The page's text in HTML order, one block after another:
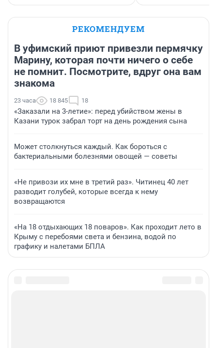
РЕКОМЕНДУЕМ
В уфимский приют привезли пермячку
Марину, которая почти ничего о себе
не помнит. Посмотрите, вдруг она вам
знакома
23 часа 18 845 18
«Заказали на 3-летие»: перед убийством жены в
Казани турок забрал торт на день рождения сына
Может столкнуться каждый. Как бороться с
бактериальными болезнями овощей — советы
«Не привози их мне в третий раз». Читинец 40 лет
разводит голубей, которые всегда к нему
возвращаются
«На 18 отдыхающих 18 поваров». Как проходит лето в
Крыму с перебоями света и бензина, водой по
графику и налетами БПЛА